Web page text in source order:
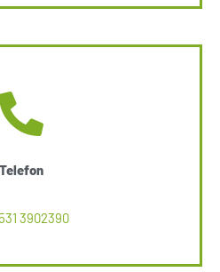
Telefon
3902390